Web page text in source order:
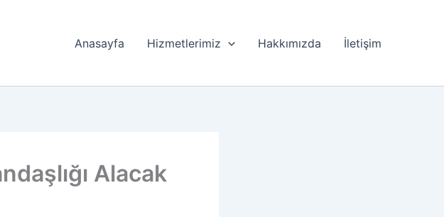
Anasayfa
Hizmetlerimiz Hakkımızda İletişim
Alacak